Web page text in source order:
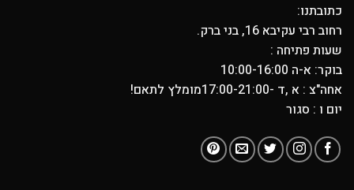
כתובתנו:
רחוב רבי עקיבא 16, בני ברק.
שעות פתיחה :
בוקר: א-ה 10:00-16:00
אחה"צ : א ,ד -17:00-21:00מומלץ לתאם!
יום ו : סגור